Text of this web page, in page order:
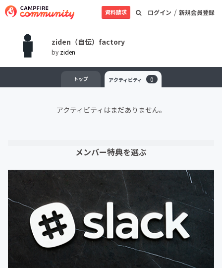
ログイン / 新規会員登録
資料請求
ziden（自伝）factory
by ziden
トップ アクティビティ 0
アクティビティはまだありません。
メンバー特典を選ぶ